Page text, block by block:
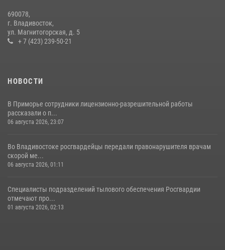
Во Владивостоке во дворе жилого дома сотрудники
вневедомственной охраны обнаружили запрещенные растения
29 июля 2026, 01:17
690078,
г. Владивосток,
ул. Магнитогорская, д. 5
+ 7 (423) 239-50-21
НОВОСТИ
В Приморье сотрудники лицензионно-разрешительной работы
рассказали о п...
06 августа 2026, 23:07
Во Владивостоке росгвардейцы передали правонарушителя врачам
скорой ме...
06 августа 2026, 01:11
Специалисты подразделений тылового обеспечения Росгвардии
отмечают про...
01 августа 2026, 02:13